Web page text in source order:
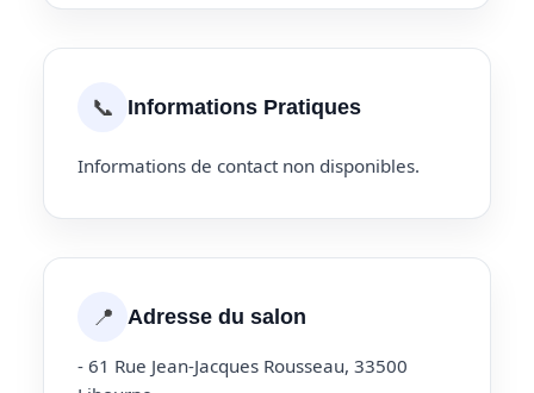
📞 Informations Pratiques
Informations de contact non disponibles.
📍 Adresse du salon
- 61 Rue Jean-Jacques Rousseau, 33500